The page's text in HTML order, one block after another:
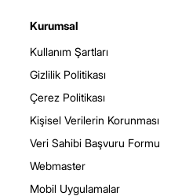
Kurumsal
Kullanım Şartları
Gizlilik Politikası
Çerez Politikası
Kişisel Verilerin Korunması
Veri Sahibi Başvuru Formu
Webmaster
Mobil Uygulamalar